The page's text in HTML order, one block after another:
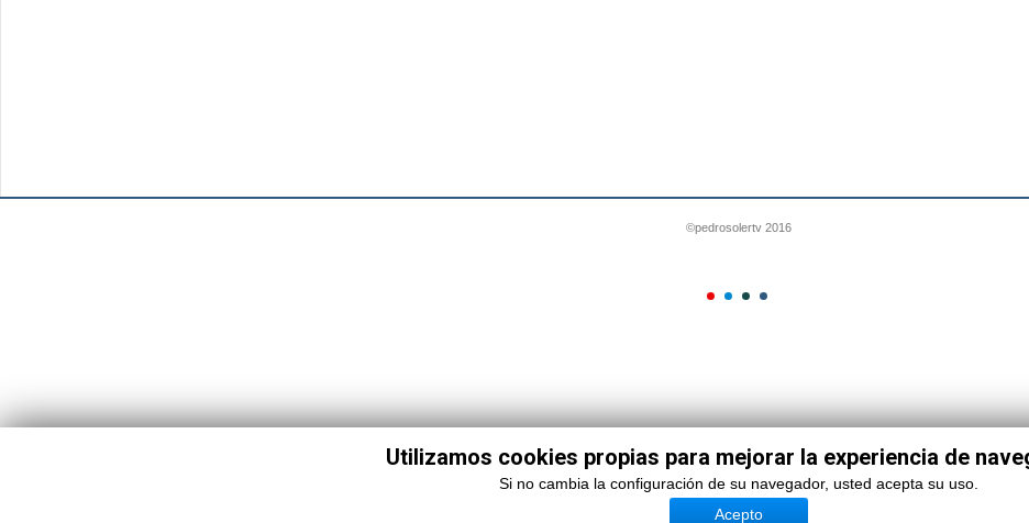
Utilizamos cookies propias para mejorar la experiencia de
Si no cambia la configuración de su navegador, usted acepta su uso.
Acepto
©pedrosolertv 2016